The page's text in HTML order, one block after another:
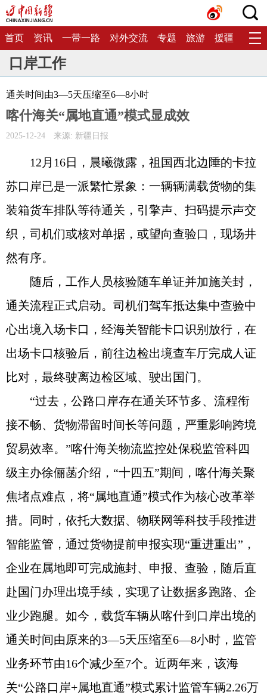
首页 资讯 一带一路 对外交流 专题 旅游 援疆 生态
口岸工作
通关时间由3—5天压缩至6—8小时
喀什海关“属地直通”模式显成效
2025-12-24 来源: 新疆日报
12月16日，晨曦微露，祖国西北边陲的卡拉
苏口岸已是一派繁忙景象：一辆辆满载货物的集
装箱货车排队等待通关，引擎声、扫码提示声交
织，司机们或核对单据，或望向查验口，现场井
然有序。
随后，工作人员核验随车单证并加施关封，
通关流程正式启动。司机们驾车抵达集中查验中
心出境入场卡口，经海关智能卡口识别放行，在
出场卡口核验后，前往边检出境查车厅完成人证
比对，最终驶离边检区域、驶出国门。
“过去，公路口岸存在通关环节多、流程衔
接不畅、货物滞留时间长等问题，严重影响跨境
贸易效率。”喀什海关物流监控处保税监管科四
级主办徐俪菡介绍，“十四五”期间，喀什海关聚
焦堵点难点，将“属地直通”模式作为核心改革举
措。同时，依托大数据、物联网等科技手段推进
智能监管，通过货物提前申报实现“重进重出”，
企业在属地即可完成施封、申报、查验，随后直
赴国门办理出境手续，实现了让数据多跑路、企
业少跑腿。如今，载货车辆从喀什到口岸出境的
通关时间由原来的3—5天压缩至6—8小时，监管
业务环节由16个减少至7个。近两年来，该海
关“公路口岸+属地直通”模式累计监管车辆2.26万